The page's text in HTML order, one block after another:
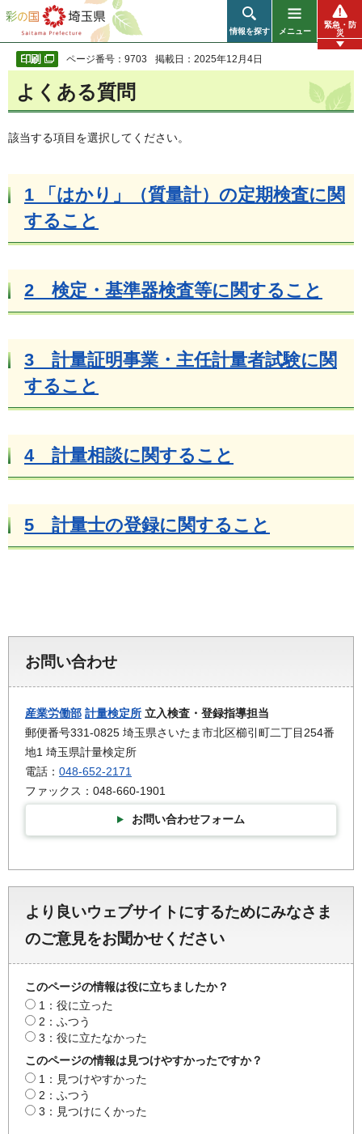
彩の国 埼玉県
情報を探す メニュー
緊急・防
災
ページ番号：9703 掲載日：2025年12月4日
よくある質問
該当する項目を選択してください。
1 「はかり」（質量計）の定期検査に関
すること
2 検定・基準器検査等に関すること
3 計量証明事業・主任計量者試験に関
すること
4 計量相談に関すること
5 計量士の登録に関すること
お問い合わせ
産業労働部 計量検定所 立入検査・登録指導担当
郵便番号331-0825 埼玉県さいたま市北区櫛引町二丁目254番
地1 埼玉県計量検定所
電話： 048-652-2171
ファックス：048-660-1901
お問い合わせフォーム
より良いウェブサイトにするためにみなさま
のご意見をお聞かせください
このページの情報は役に立ちましたか？
1：役に立った
2：ふつう
3：役に立たなかった
このページの情報は見つけやすかったですか？
1：見つけやすかった
2：ふつう
3：見つけにくかった